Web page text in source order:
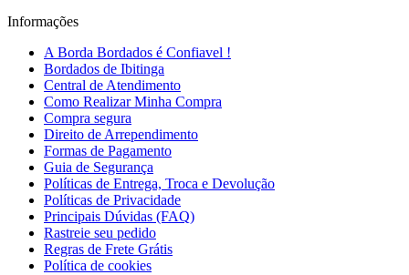
Informações
A Borda Bordados é Confiavel !
Bordados de Ibitinga
Central de Atendimento
Como Realizar Minha Compra
Compra segura
Direito de Arrependimento
Formas de Pagamento
Guia de Segurança
Políticas de Entrega, Troca e Devolução
Políticas de Privacidade
Principais Dúvidas (FAQ)
Rastreie seu pedido
Regras de Frete Grátis
Política de cookies